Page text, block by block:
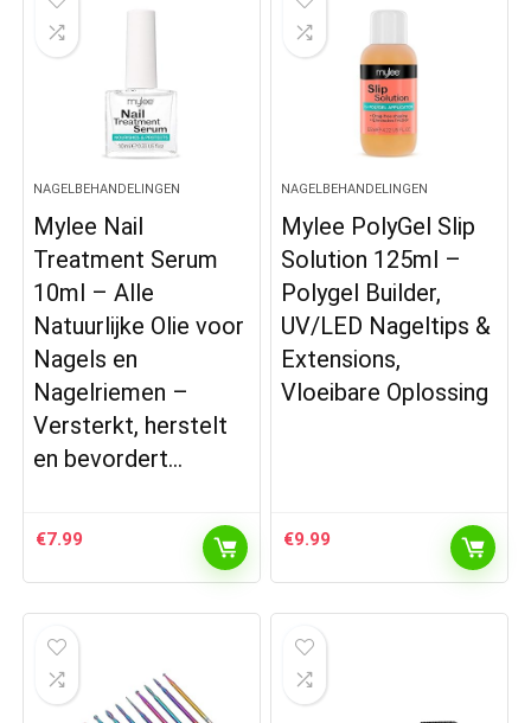
NAGELBEHANDELINGEN
Mylee Nail
Treatment Serum
10ml – Alle
Natuurlijke Olie voor
Nagels en
Nagelriemen –
Versterkt, herstelt
en bevordert…
€7.99
NAGELBEHANDELINGEN
Mylee PolyGel Slip
Solution 125ml –
Polygel Builder,
UV/LED Nageltips &
Extensions,
Vloeibare Oplossing
€9.99